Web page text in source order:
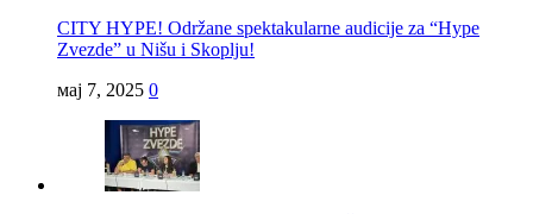
CITY HYPE! Održane spektakularne audicije za “Hype
Zvezde” u Nišu i Skoplju!
мај 7, 2025 0